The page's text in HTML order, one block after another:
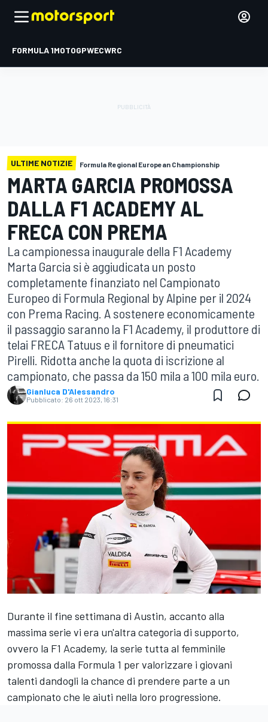
FORMULA 1MOTOGPWECWRC
ULTIME NOTIZIE Formula Regional European Championship
MARTA GARCIA PROMOSSA
DALLA F1 ACADEMY AL
FRECA CON PREMA
La campionessa inaugurale della F1 Academy
Marta Garcia si è aggiudicata un posto
completamente finanziato nel Campionato
Europeo di Formula Regional by Alpine per il 2024
con Prema Racing. A sostenere economicamente
il passaggio saranno la F1 Academy, il produttore di
telai FRECA Tatuus e il fornitore di pneumatici
Pirelli. Ridotta anche la quota di iscrizione al
campionato, che passa da 150 mila a 100 mila euro.
Gianluca D'Alessandro
Pubblicato: 26 ott 2023, 16:31
Durante il fine settimana di Austin, accanto alla
massima serie vi era un'altra categoria di supporto,
ovvero la F1 Academy, la serie tutta al femminile
promossa dalla Formula 1 per valorizzare i giovani
talenti dandogli la chance di prendere parte a un
campionato che le aiuti nella loro progressione.